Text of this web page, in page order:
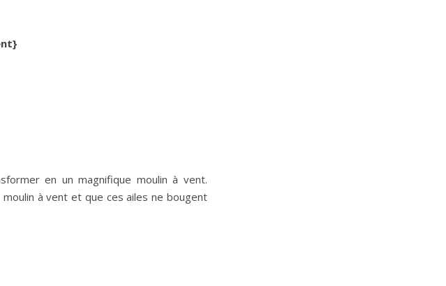
en un magnifique moulin à vent.
à vent et que ces ailes ne bougent